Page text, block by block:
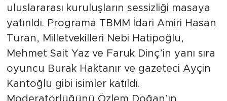
uluslararası kuruluşların sessizliği masaya
yatırıldı. Programa TBMM İdari Amiri Hasan
Turan, Milletvekilleri Nebi Hatipoğlu,
Mehmet Sait Yaz ve Faruk Dinç’in yanı sıra
oyuncu Burak Haktanır ve gazeteci Ayçin
Kantoğlu gibi isimler katıldı.
Moderatörlüğünü Özlem Doğan’ın